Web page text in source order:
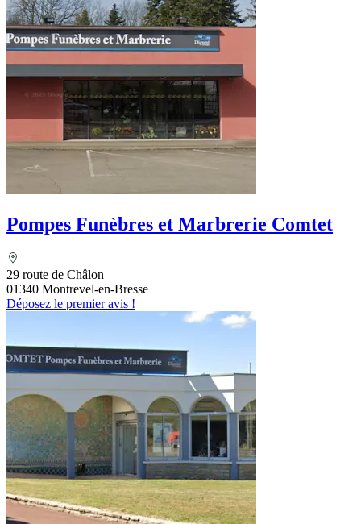
Pompes Funèbres et Marbrerie Comtet
29 route de Châlon
01340 Montrevel-en-Bresse
Déposez le premier avis !